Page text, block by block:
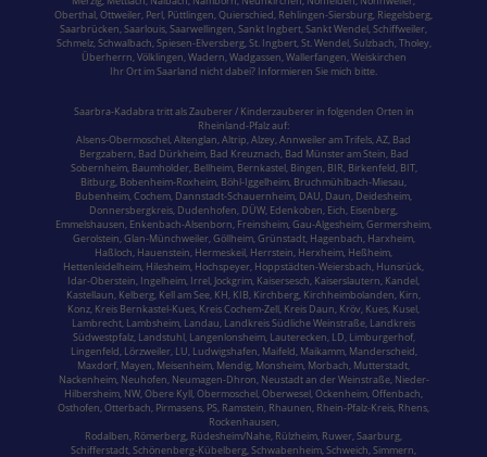
Oberthal,Ottweiler, Perl, Püttlingen,Quierschied, Rehlingen-Siersburg, Riegelsberg,
Saarbrücken,Saarlouis,Saarwellingen,Sankt Ingbert,Sankt Wendel,Schiffweiler,
Schmelz,Schwalbach,Spiesen-Elversberg,St. Ingbert,St. Wendel,Sulzbach,Tholey,
Überherrn,Völklingen,Wadern,Wadgassen,Wallerfangen,Weiskirchen
Ihr Ort im Saarland nicht dabei? Informieren Sie mich bitte.
Saarbra-Kadabra tritt als Zauberer / Kinderzauberer in folgenden Orten in
Rheinland-Pfalzauf:
Alsens-Obermoschel,Altenglan, Altrip,Alzey, Annweiler am Trifels, AZ, Bad
Bergzabern, Bad Dürkheim, Bad Kreuznach, Bad Münster am Stein, Bad
Sobernheim, Baumholder, Bellheim, Bernkastel, Bingen, BIR, Birkenfeld, BIT,
Bitburg, Bobenheim-Roxheim, Böhl-Iggelheim, Bruchmühlbach-Miesau,
Bubenheim,Cochem, Dannstadt-Schauernheim, DAU, Daun, Deidesheim,
Donnersbergkreis, Dudenhofen, DÜW, Edenkoben, Eich, Eisenberg,
Emmelshausen, Enkenbach-Alsenborn, Freinsheim, Gau-Algesheim, Germersheim,
Gerolstein,Glan-Münchweiler,Göllheim,Grünstadt, Hagenbach, Harxheim,
Haßloch, Hauenstein, Hermeskeil, Herrstein, Herxheim, Heßheim,
Hettenleidelheim, Hilesheim, Hochspeyer, Hoppstädten-Weiersbach, Hunsrück,
Idar-Oberstein, Ingelheim, Irrel, Jockgrim, Kaisersesch, Kaiserslautern, Kandel,
Kastellaun, Kelberg, Kell am See, KH, KIB, Kirchberg, Kirchheimbolanden, Kirn,
Konz, Kreis Bernkastel-Kues, Kreis Cochem-Zell, Kreis Daun, Kröv, Kues, Kusel,
Lambrecht, Lambsheim, Landau, Landkreis Südliche Weinstraße, Landkreis
Südwestpfalz, Landstuhl, Langenlonsheim, Lauterecken, LD, Limburgerhof,
Lingenfeld, Lörzweiler, LU, Ludwigshafen, Maifeld, Maikamm, Manderscheid,
Maxdorf, Mayen, Meisenheim, Mendig, Monsheim, Morbach, Mutterstadt,
Nackenheim, Neuhofen, Neumagen-Dhron, Neustadt an der Weinstraße, Nieder-
Hilbersheim, NW, Obere Kyll, Obermoschel,Oberwesel, Ockenheim, Offenbach,
Osthofen, Otterbach, Pirmasens, PS, Ramstein, Rhaunen, Rhein-Pfalz-Kreis, Rhens,
Rockenhausen,
Rodalben, Römerberg, Rüdesheim/Nahe, Rülzheim, Ruwer,Saarburg,
Schifferstadt,Schönenberg-Kübelberg, Schwabenheim,Schweich,Simmern,